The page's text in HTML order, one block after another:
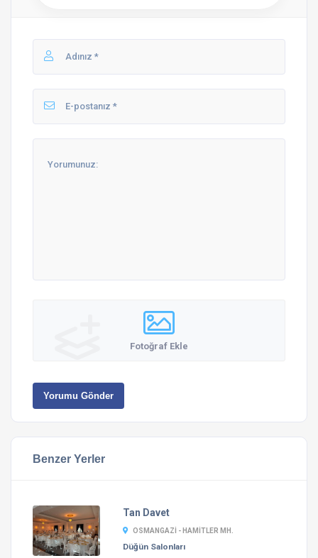
Fotoğraf Ekle
Yorumu Gönder
Benzer Yerler
Tan Davet
OSMANGAZI - HAMITLER MH.
Düğün Salonları